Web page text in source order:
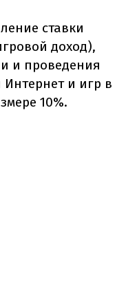
ставки
доход),
и проведения
Интернет и игр в
10%.